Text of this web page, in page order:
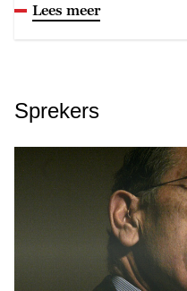
Lees meer
Sprekers